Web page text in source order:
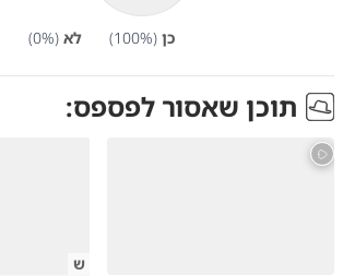
כן (
100%) לא (
0%)
תוכן שאסור לפספס:
ש